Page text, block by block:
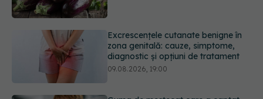
Guma de mestecat care a captat
93% din HPV. Rezultatele
promițătoare vin însă doar din
laborator